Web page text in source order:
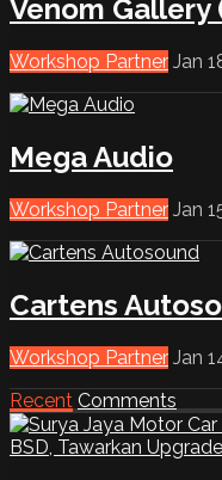
Venom Gallery
Workshop Partner Jan
Mega Audio
Workshop Partner Jan
Cartens
Workshop Partner Jan
Recent Comments